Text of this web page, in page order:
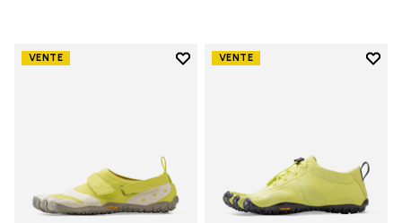
VENTE
Add to wishlist
VENTE
Add